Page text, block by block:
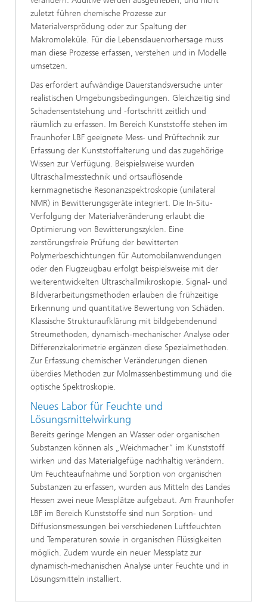
zuletzt führen chemische Prozesse zur
Materialversprödung oder zur Spaltung der
Makromoleküle. Für die Lebensdauervorhersage muss
man diese Prozesse erfassen, verstehen und in Modelle
umsetzen.
Das erfordert aufwändige Dauerstandsversuche unter
realistischen Umgebungsbedingungen. Gleichzeitig sind
Schadensentstehung und -fortschritt zeitlich und
räumlich zu erfassen. Im Bereich Kunststoffe stehen im
Fraunhofer LBF geeignete Mess- und Prüftechnik zur
Erfassung der Kunststoffalterung und das zugehörige
Wissen zur Verfügung. Beispielsweise wurden
Ultraschallmesstechnik und ortsauflösende
kernmagnetische Resonanzspektroskopie (unilateral
NMR) in Bewitterungsgeräte integriert. Die In-Situ-
Verfolgung der Materialveränderung erlaubt die
Optimierung von Bewitterungszyklen. Eine
zerstörungsfreie Prüfung der bewitterten
Polymerbeschichtungen für Automobilanwendungen
oder den Flugzeugbau erfolgt beispielsweise mit der
weiterentwickelten Ultraschallmikroskopie. Signal- und
Bildverarbeitungsmethoden erlauben die frühzeitige
Erkennung und quantitative Bewertung von Schäden.
Klassische Strukturaufklärung mit bildgebendenund
Streumethoden, dynamisch-mechanischer Analyse oder
Differenzkalorimetrie ergänzen diese Spezialmethoden.
Zur Erfassung chemischer Veränderungen dienen
überdies Methoden zur Molmassenbestimmung und die
optische Spektroskopie.
Neues Labor für Feuchte und
Lösungsmittelwirkung
Bereits geringe Mengen an Wasser oder organischen
Substanzen können als „Weichmacher“ im Kunststoff
wirken und das Materialgefüge nachhaltig verändern.
Um Feuchteaufnahme und Sorption von organischen
Substanzen zu erfassen, wurden aus Mitteln des Landes
Hessen zwei neue Messplätze aufgebaut. Am Fraunhofer
LBF im Bereich Kunststoffe sind nun Sorption- und
Diffusionsmessungen bei verschiedenen Luftfeuchten
und Temperaturen sowie in organischen Flüssigkeiten
möglich. Zudem wurde ein neuer Messplatz zur
dynamisch-mechanischen Analyse unter Feuchte und in
Lösungsmitteln installiert.